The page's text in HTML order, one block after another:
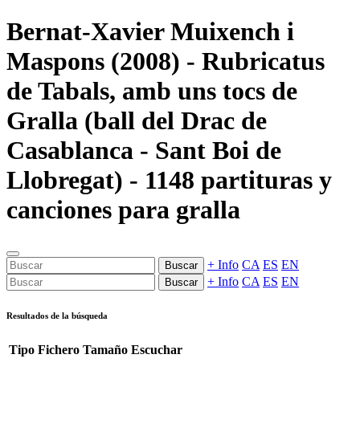
Bernat-Xavier Muixench i
Maspons (2008) - Rubricatus
de Tabals, amb uns tocs de
Gralla (ball del Drac de
Casablanca - Sant Boi de
Llobregat) - 1148 partituras y
canciones para gralla
Buscar + Info CA ES EN
Buscar + Info CA ES EN
Resultados de la búsqueda
Tipo Fichero Tamaño Escuchar